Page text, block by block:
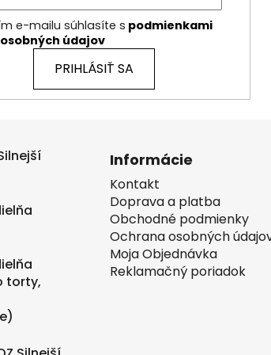
e-mailu súhlasíte s podmienkami
údajov
PRIHLÁSIŤ SA
torty,
Informácie
Kontakt
Doprava a platba
Obchodné podmienky
Ochrana osobných
Moja Objednávka
Reklamačný poriadok